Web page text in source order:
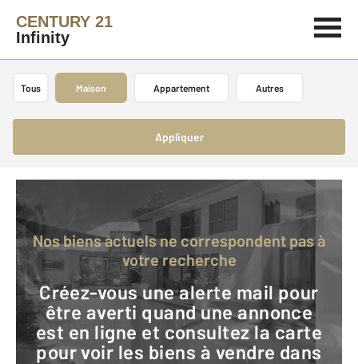
CENTURY 21
Infinity
Tous Maison Appartement Autres
Appliquer
Nos biens actuels ne correspondent pas à
votre recherche
Créez-vous une alerte mail pour
être averti quand une annonce
est en ligne et consultez la carte
pour voir les biens à vendre dans